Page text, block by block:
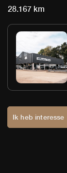
28.167 km
Ik heb interesse